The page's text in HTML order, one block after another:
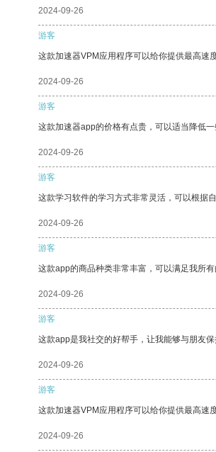
2024-09-26
游客
这款加速器VPM应用程序可以给你提供最高速
2024-09-26
游客
这款加速器app的价格有点贵，可以适当降低一
2024-09-26
游客
这款学习软件的学习方式非常灵活，可以根据
2024-09-26
游客
这款app的商品种类非常丰富，可以满足我所有
2024-09-26
游客
这款app是我社交的好帮手，让我能够与朋友保
2024-09-26
游客
这款加速器VPM应用程序可以给你提供最高速
2024-09-26